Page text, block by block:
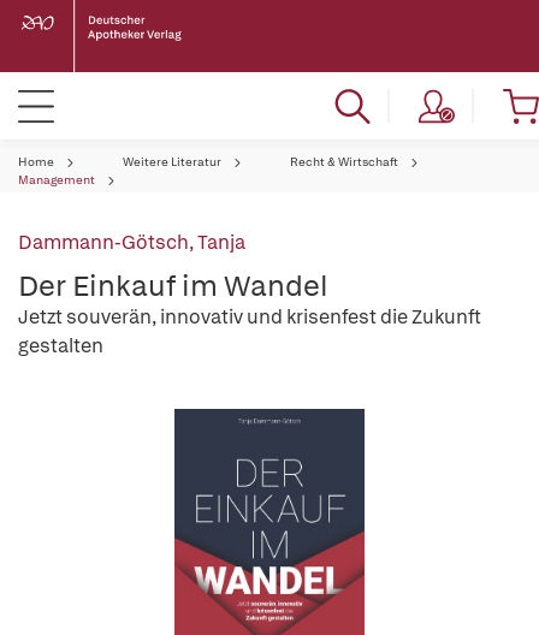
Home Weitere Literatur
Recht & Wirtschaft
Management
Dammann-Götsch, Tanja
Der Einkauf im Wandel
Jetzt souverän, innovativ und krisenfest die Zukunft
gestalten